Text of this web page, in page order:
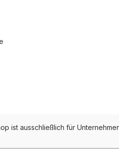
ist ausschließlich für